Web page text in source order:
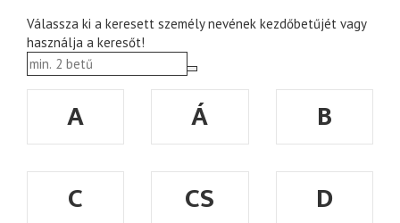
Válassza ki a keresett személy nevének kezdőbetűjét vagy
használja a keresőt!
A Á
B
C
CS D